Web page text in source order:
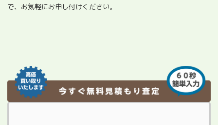
で、お気軽にお申し付けください。